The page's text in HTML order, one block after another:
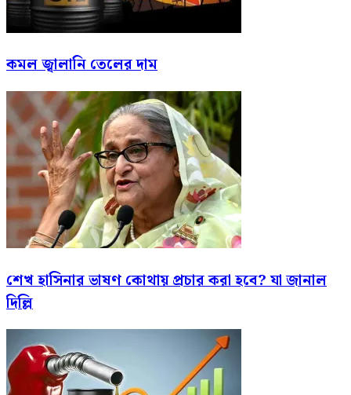
কমল জ্বালানি তেলের দাম
শেখ হাসিনার ভাষণ কোথায় প্রচার করা হবে? যা জানাল
দিল্লি